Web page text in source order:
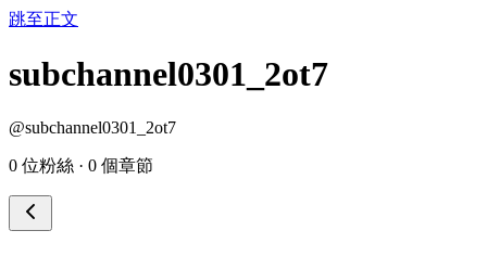
跳至正文
subchannel0301_2ot7
@subchannel0301_2ot7
0 位粉絲 · 0 個章節